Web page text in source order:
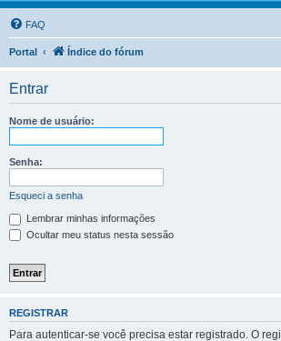
FAQ
Portal Índice do fórum
Entrar
Nome de usuário:
Senha:
Esqueci a senha
Lembrar minhas informações
Ocultar meu status nesta sessão
REGISTRAR
Para autenticar-se você precisa estar registrado. O